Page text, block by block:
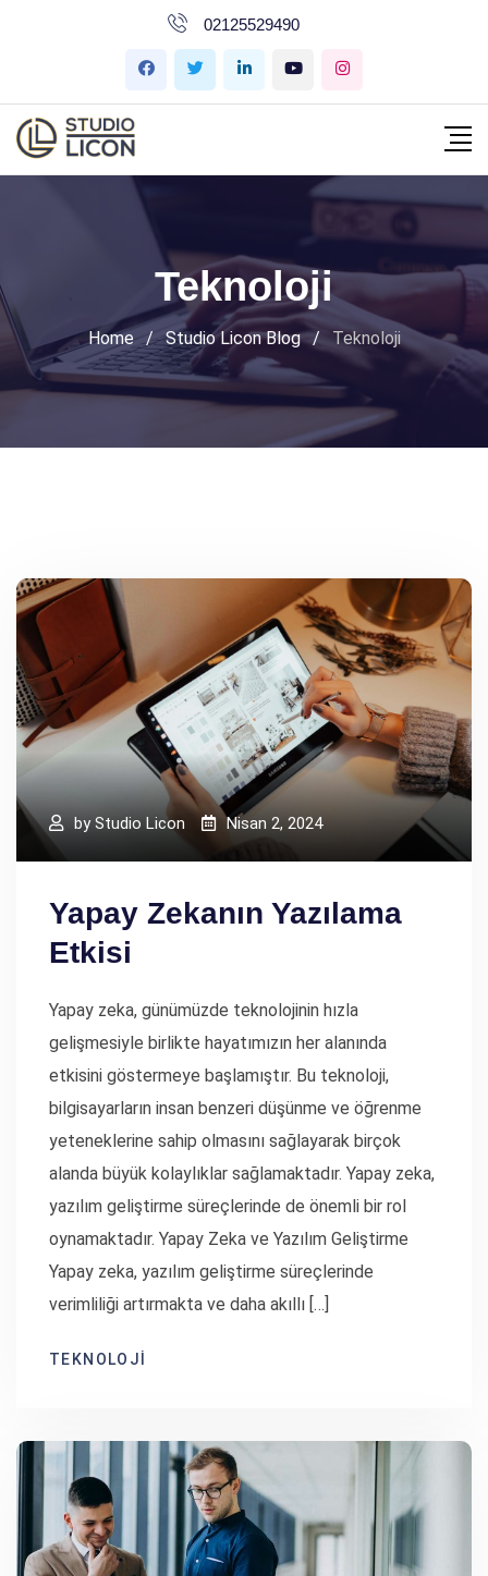
02125529490
Teknoloji
Home / Studio Licon Blog / Teknoloji
byStudio Licon Nisan 2, 2024
Yapay Zekanın Yazılama
Etkisi
Yapay zeka, günümüzde teknolojinin hızla
gelişmesiyle birlikte hayatımızın her alanında
etkisini göstermeye başlamıştır. Bu teknoloji,
bilgisayarların insan benzeri düşünme ve öğrenme
yeteneklerine sahip olmasını sağlayarak birçok
alanda büyük kolaylıklar sağlamaktadır. Yapay zeka,
yazılım geliştirme süreçlerinde de önemli bir rol
oynamaktadır. Yapay Zeka ve Yazılım Geliştirme
Yapay zeka, yazılım geliştirme süreçlerinde
verimliliği artırmakta ve daha akıllı […]
TEKNOLOJI